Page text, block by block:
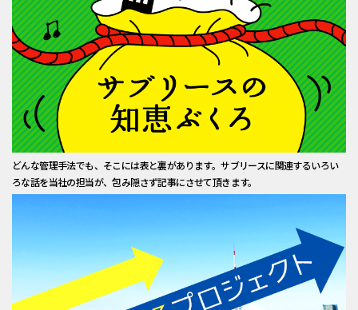
どんな管理手法でも、そこには表と裏があります。サブリースに関連するいろい
ろな話を当社の担当が、包み隠さず記事にさせて頂きます。